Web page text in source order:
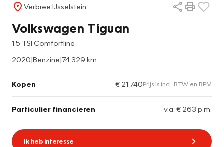
Verbree IJsselstein
Volkswagen Tiguan
1.5 TSI Comfortline
2020|Benzine|74.329 km
Kopen € 21.740Prijs is incl. BTW en BPM
Particulier financieren v.a. € 263 p.m.
Ik heb interesse